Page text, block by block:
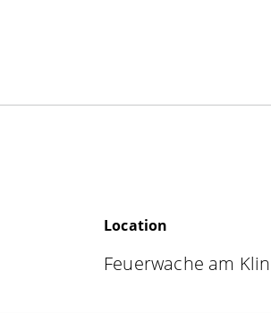
Location
Feuerwache am